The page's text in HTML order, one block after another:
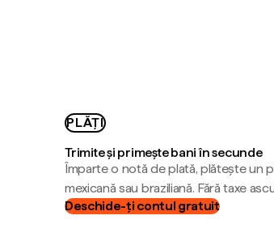
PLĂȚI
Trimite și primește bani în secunde
Împarte o notă de plată, plătește un
mexicană sau braziliană. Fără taxe
Deschide-ți contul gratuit